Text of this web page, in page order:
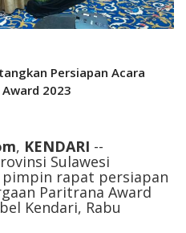
Persiapan Acara
2023
, KENDARI --
Sulawesi
pimpin rapat persiapan
Paritrana Award
Kendari, Rabu